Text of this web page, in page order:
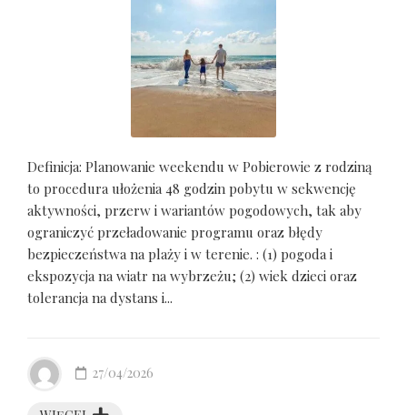
Definicja: Planowanie weekendu w Pobierowie z rodziną
to procedura ułożenia 48 godzin pobytu w sekwencję
aktywności, przerw i wariantów pogodowych, tak aby
ograniczyć przeładowanie programu oraz błędy
bezpieczeństwa na plaży i w terenie. : (1) pogoda i
ekspozycja na wiatr na wybrzeżu; (2) wiek dzieci oraz
tolerancja na dystans i...
27/04/2026